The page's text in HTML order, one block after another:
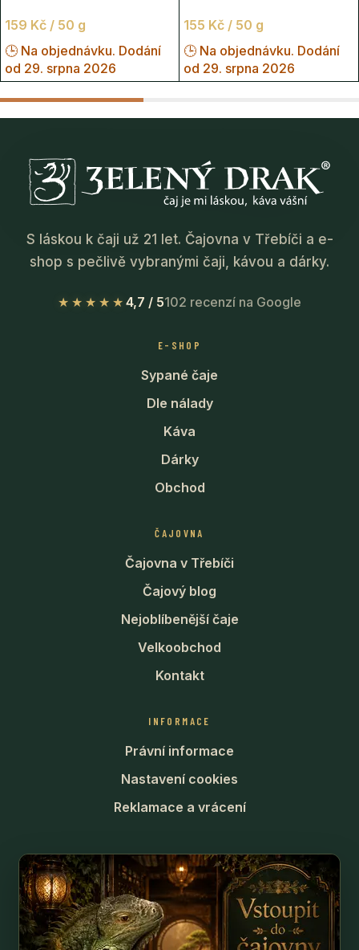
159 Kč / 50 g
🕒 Na objednávku. Dodání
od 29. srpna 2026
155 Kč / 50 g
🕒 Na objednávku. Dodání
od 29. srpna 2026
S láskou k čaji už 21 let. Čajovna v Třebíči a e-
shop s pečlivě vybranými čaji, kávou a dárky.
★★★★★ 4,7 / 5102 recenzí na Google
E-SHOP
Sypané čaje
Dle nálady
Káva
Dárky
Obchod
ČAJOVNA
Čajovna v Třebíči
Čajový blog
Nejoblíbenější čaje
Velkoobchod
Kontakt
INFORMACE
Právní informace
Nastavení cookies
Reklamace a vrácení